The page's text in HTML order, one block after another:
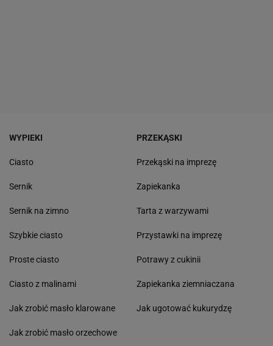
WYPIEKI
Ciasto
Sernik
Sernik na zimno
Szybkie ciasto
Proste ciasto
Ciasto z malinami
Jak zrobić masło klarowane
Jak zrobić masło orzechowe
PRZEKĄSKI
Przekąski na imprezę
Zapiekanka
Tarta z warzywami
Przystawki na imprezę
Potrawy z cukinii
Zapiekanka ziemniaczana
Jak ugotować kukurydzę